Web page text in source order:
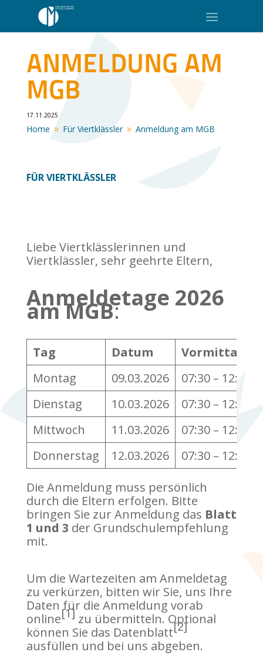
ANMELDUNG AM
MGB
17.11.2025
Home 9 Für Viertklässler 9 Anmeldung am MGB
FÜR VIERTKLÄSSLER
Liebe Viertklässlerinnen und
Viertklässler, sehr geehrte Eltern,
Anmeldetage 2026
am MGB:
Tag Datum
Vormittag/
Montag
09.03.2026
07:30 – 12:00
Dienstag
10.03.2026
07:30 – 12:00
Mittwoch
11.03.2026
07:30 – 12:00
Donnerstag
12.03.2026
07:30 – 12:00
Die Anmeldung muss persönlich
durch die Eltern erfolgen. Bitte
bringen Sie zur Anmeldung das Blatt
1 und 3 der Grundschulempfehlung
mit.
Um die Wartezeiten am Anmeldetag
zu verkürzen, bitten wir Sie, uns Ihre
Daten für die Anmeldung vorab
online[1] zu übermitteln. Optional
können Sie das Datenblatt[2]
ausfüllen und bei uns abgeben.